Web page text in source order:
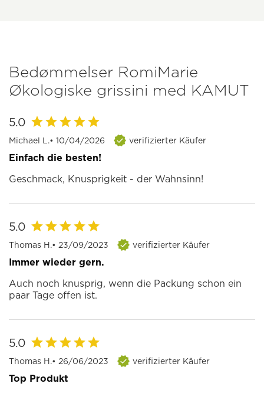
Bedømmelser RomiMarie
Økologiske grissini med KAMUT
5.0
Michael L.• 10/04/2026 verifizierter Käufer
Einfach die besten!
Geschmack, Knusprigkeit - der Wahnsinn!
5.0
Thomas H.• 23/09/2023 verifizierter Käufer
Immer wieder gern.
Auch noch knusprig, wenn die Packung schon ein
paar Tage offen ist.
5.0
Thomas H.• 26/06/2023 verifizierter Käufer
Top Produkt